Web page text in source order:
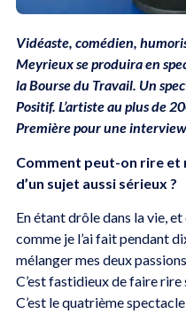
Vidéaste, comédien,
Meyrieux se produira en
la Bourse du Travail. Un
Positif. L’artiste au plus de
Première pour une
Comment peut-on rire et
d’un sujet aussi sérieux ?
En étant drôle dans la vie,
comme je l’ai fait pendant
mélanger mes deux
C’est fastidieux de faire rire
C’est le quatrième